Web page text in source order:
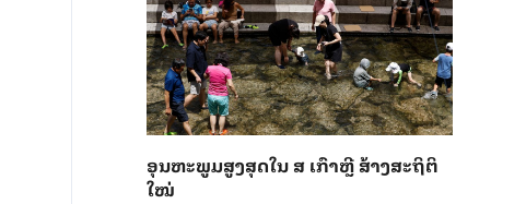
ອຸນ​ຫະ​ພູມ​ສູງ​ສຸດ​​ໃນ ສ ເກົາຫຼີ ສ້າງ​ສະ​ຖິ​ຕິ​
ໃໝ່